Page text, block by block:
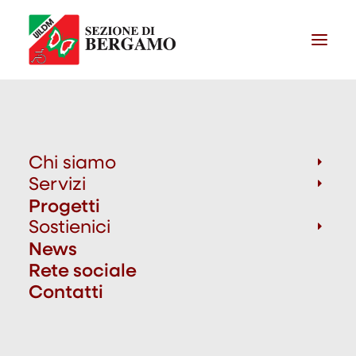
Chi siamo
Servizi
Progetti
Sostienici
News
Rete sociale
Contatti